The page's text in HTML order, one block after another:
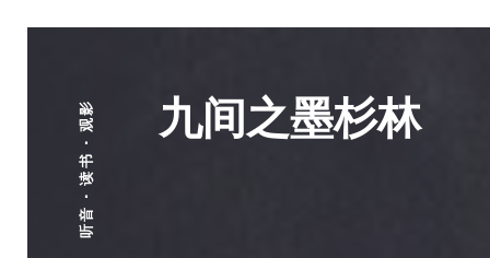
听音 · 读书 · 观影 九间之墨杉林